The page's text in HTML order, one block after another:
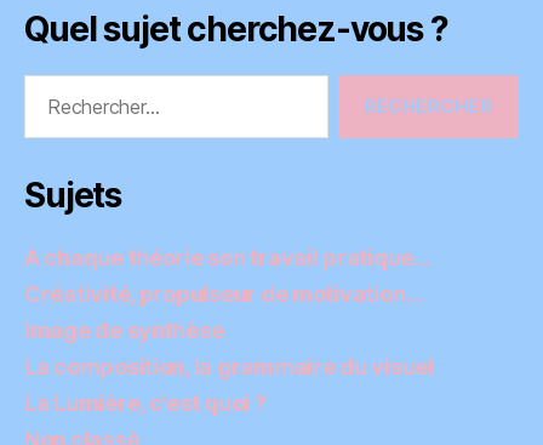
Quel sujet cherchez-vous ?
Sujets
A chaque théorie son travail pratique…
Créativité, propulseur de motivation…
Image de synthèse
La composition, la grammaire du visuel
La Lumière, c'est quoi ?
Non classé